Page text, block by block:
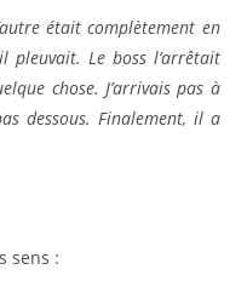
était complètement en
pleuvait. Le boss l’arrêtait
chose. J’arrivais pas à
dessous. Finalement, il a
sens :